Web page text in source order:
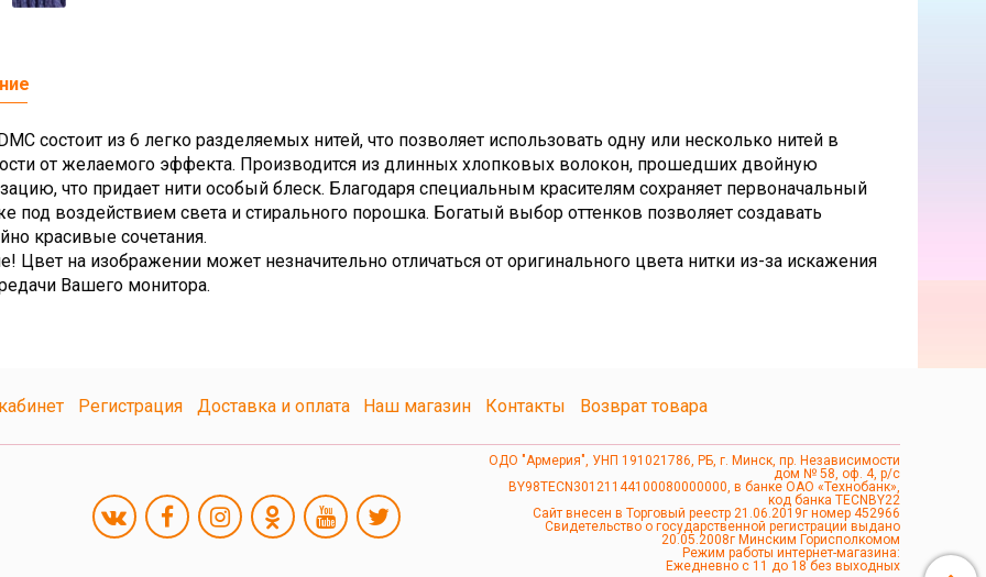
состоит из 6 легко разделяемых нитей, что позволяет использовать одну или несколько нитей в
от желаемого эффекта. Производится из длинных хлопковых волокон, прошедших двойную
что придает нити особый блеск. Благодаря специальным красителям сохраняет первоначальный
под воздействием света и стирального порошка. Богатый выбор оттенков позволяет создавать
красивые сочетания.
Цвет на изображении может незначительно отличаться от оригинального цвета нитки из-за искажения
Вашего монитора.
Регистрация Доставка и оплата Наш магазин Контакты Возврат товара
ОДО "Армерия", УНП 191021786, РБ, г. Минск, пр. Независимости
дом № 58, оф. 4, р/с
BY98TECN30121144100080000000, в банке ОАО «Технобанк»,
код банка TECNBY22
Сайт внесен в Торговый реестр 21.06.2019г номер 452966
Свидетельство о государственной регистрации выдано
20.05.2008г Минским Горисполкомом
Режим работы интернет-магазина:
Ежедневно с 11 до 18 без выходных